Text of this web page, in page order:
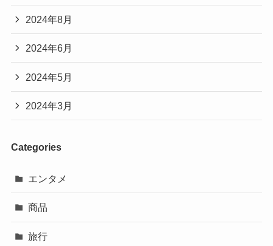
2024年8月
2024年6月
2024年5月
2024年3月
Categories
エンタメ
商品
旅行